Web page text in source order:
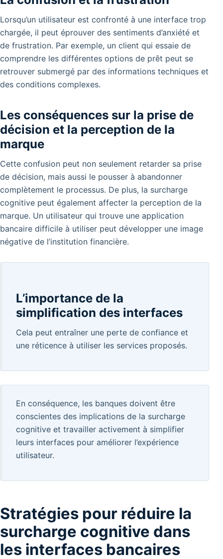
Lorsqu’un utilisateur est confronté à une interface trop
chargée, il peut éprouver des sentiments d’anxiété et
de frustration. Par exemple, un client qui essaie de
comprendre les différentes options de prêt peut se
retrouver submergé par des informations techniques et
des conditions complexes.
Les conséquences sur la prise de
décision et la perception de la
marque
Cette confusion peut non seulement retarder sa prise
de décision, mais aussi le pousser à abandonner
complètement le processus. De plus, la surcharge
cognitive peut également affecter la perception de la
marque. Un utilisateur qui trouve une application
bancaire difficile à utiliser peut développer une image
négative de l’institution financière.
L’importance de la
simplification des interfaces
Cela peut entraîner une perte de confiance et
une réticence à utiliser les services proposés.
En conséquence, les banques doivent être
conscientes des implications de la surcharge
cognitive et travailler activement à simplifier
leurs interfaces pour améliorer l’expérience
utilisateur.
Stratégies pour réduire la
surcharge cognitive dans
les interfaces bancaires